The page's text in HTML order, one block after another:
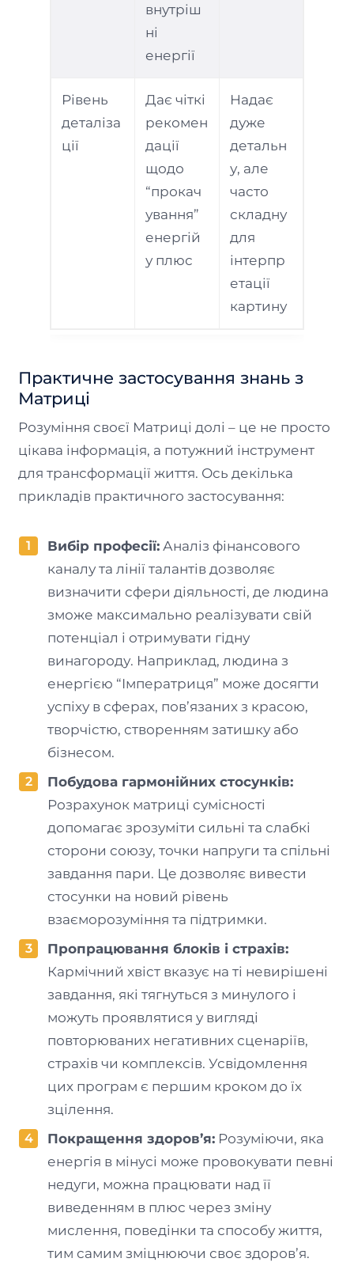
внутріш
ні
енергії
Рівень
деталіза
ції
Дає чіткі
рекомен
дації
щодо
“прокач
ування”
енергій
у плюс
Надає
дуже
детальн
у, але
часто
складну
для
інтерпр
етації
картину
Практичне застосування знань з
Матриці
Розуміння своєї Матриці долі – це не просто
цікава інформація, а потужний інструмент
для трансформації життя. Ось декілька
прикладів практичного застосування:
Вибір професії: Аналіз фінансового
каналу та лінії талантів дозволяє
визначити сфери діяльності, де людина
зможе максимально реалізувати свій
потенціал і отримувати гідну
винагороду. Наприклад, людина з
енергією “Імператриця” може досягти
успіху в сферах, пов’язаних з красою,
творчістю, створенням затишку або
бізнесом.
Побудова гармонійних стосунків:
Розрахунок матриці сумісності
допомагає зрозуміти сильні та слабкі
сторони союзу, точки напруги та спільні
завдання пари. Це дозволяє вивести
стосунки на новий рівень
взаєморозуміння та підтримки.
Пропрацювання блоків і страхів:
Кармічний хвіст вказує на ті невирішені
завдання, які тягнуться з минулого і
можуть проявлятися у вигляді
повторюваних негативних сценаріїв,
страхів чи комплексів. Усвідомлення
цих програм є першим кроком до їх
зцілення.
Покращення здоров’я: Розуміючи, яка
енергія в мінусі може провокувати певні
недуги, можна працювати над її
виведенням в плюс через зміну
мислення, поведінки та способу життя,
тим самим зміцнюючи своє здоров’я.